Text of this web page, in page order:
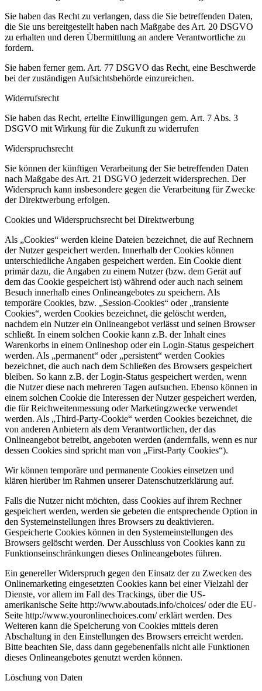
Sie haben das Recht zu verlangen, dass die Sie betreffenden Daten,
die Sie uns bereitgestellt haben nach Maßgabe des Art. 20 DSGVO
zu erhalten und deren Übermittlung an andere Verantwortliche zu
fordern.
Sie haben ferner gem. Art. 77 DSGVO das Recht, eine Beschwerde
bei der zuständigen Aufsichtsbehörde einzureichen.
Widerrufsrecht
Sie haben das Recht, erteilte Einwilligungen gem. Art. 7 Abs. 3
DSGVO mit Wirkung für die Zukunft zu widerrufen
Widerspruchsrecht
Sie können der künftigen Verarbeitung der Sie betreffenden Daten
nach Maßgabe des Art. 21 DSGVO jederzeit widersprechen. Der
Widerspruch kann insbesondere gegen die Verarbeitung für Zwecke
der Direktwerbung erfolgen.
Cookies und Widerspruchsrecht bei Direktwerbung
Als „Cookies“ werden kleine Dateien bezeichnet, die auf Rechnern
der Nutzer gespeichert werden. Innerhalb der Cookies können
unterschiedliche Angaben gespeichert werden. Ein Cookie dient
primär dazu, die Angaben zu einem Nutzer (bzw. dem Gerät auf
dem das Cookie gespeichert ist) während oder auch nach seinem
Besuch innerhalb eines Onlineangebotes zu speichern. Als
temporäre Cookies, bzw. „Session-Cookies“ oder „transiente
Cookies“, werden Cookies bezeichnet, die gelöscht werden,
nachdem ein Nutzer ein Onlineangebot verlässt und seinen Browser
schließt. In einem solchen Cookie kann z.B. der Inhalt eines
Warenkorbs in einem Onlineshop oder ein Login-Status gespeichert
werden. Als „permanent“ oder „persistent“ werden Cookies
bezeichnet, die auch nach dem Schließen des Browsers gespeichert
bleiben. So kann z.B. der Login-Status gespeichert werden, wenn
die Nutzer diese nach mehreren Tagen aufsuchen. Ebenso können in
einem solchen Cookie die Interessen der Nutzer gespeichert werden,
die für Reichweitenmessung oder Marketingzwecke verwendet
werden. Als „Third-Party-Cookie“ werden Cookies bezeichnet, die
von anderen Anbietern als dem Verantwortlichen, der das
Onlineangebot betreibt, angeboten werden (andernfalls, wenn es nur
dessen Cookies sind spricht man von „First-Party Cookies“).
Wir können temporäre und permanente Cookies einsetzen und
klären hierüber im Rahmen unserer Datenschutzerklärung auf.
Falls die Nutzer nicht möchten, dass Cookies auf ihrem Rechner
gespeichert werden, werden sie gebeten die entsprechende Option in
den Systemeinstellungen ihres Browsers zu deaktivieren.
Gespeicherte Cookies können in den Systemeinstellungen des
Browsers gelöscht werden. Der Ausschluss von Cookies kann zu
Funktionseinschränkungen dieses Onlineangebotes führen.
Ein genereller Widerspruch gegen den Einsatz der zu Zwecken des
Onlinemarketing eingesetzten Cookies kann bei einer Vielzahl der
Dienste, vor allem im Fall des Trackings, über die US-
amerikanische Seite http://www.aboutads.info/choices/ oder die EU-
Seite http://www.youronlinechoices.com/ erklärt werden. Des
Weiteren kann die Speicherung von Cookies mittels deren
Abschaltung in den Einstellungen des Browsers erreicht werden.
Bitte beachten Sie, dass dann gegebenenfalls nicht alle Funktionen
dieses Onlineangebotes genutzt werden können.
Löschung von Daten